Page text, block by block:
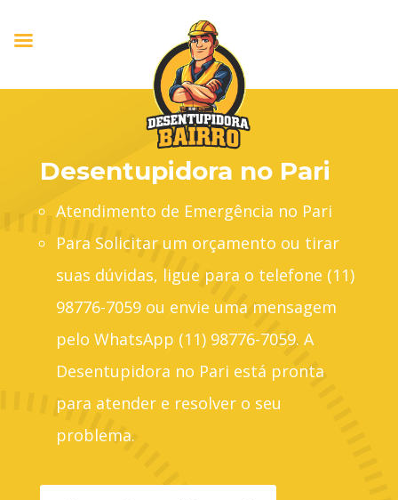
Desentupidora no Pari
Atendimento de Emergência no Pari
Para Solicitar um orçamento ou tirar
suas dúvidas, ligue para o telefone (11)
98776-7059 ou envie uma mensagem
pelo WhatsApp (11) 98776-7059. A
Desentupidora no Pari está pronta
para atender e resolver o seu
problema.